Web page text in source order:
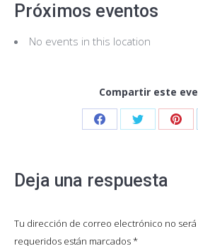
Próximos eventos
No events in this location
Compartir este
Share Share
Twitter
Deja una respuesta
Tu dirección de correo electrónico no
requeridos están marcados*